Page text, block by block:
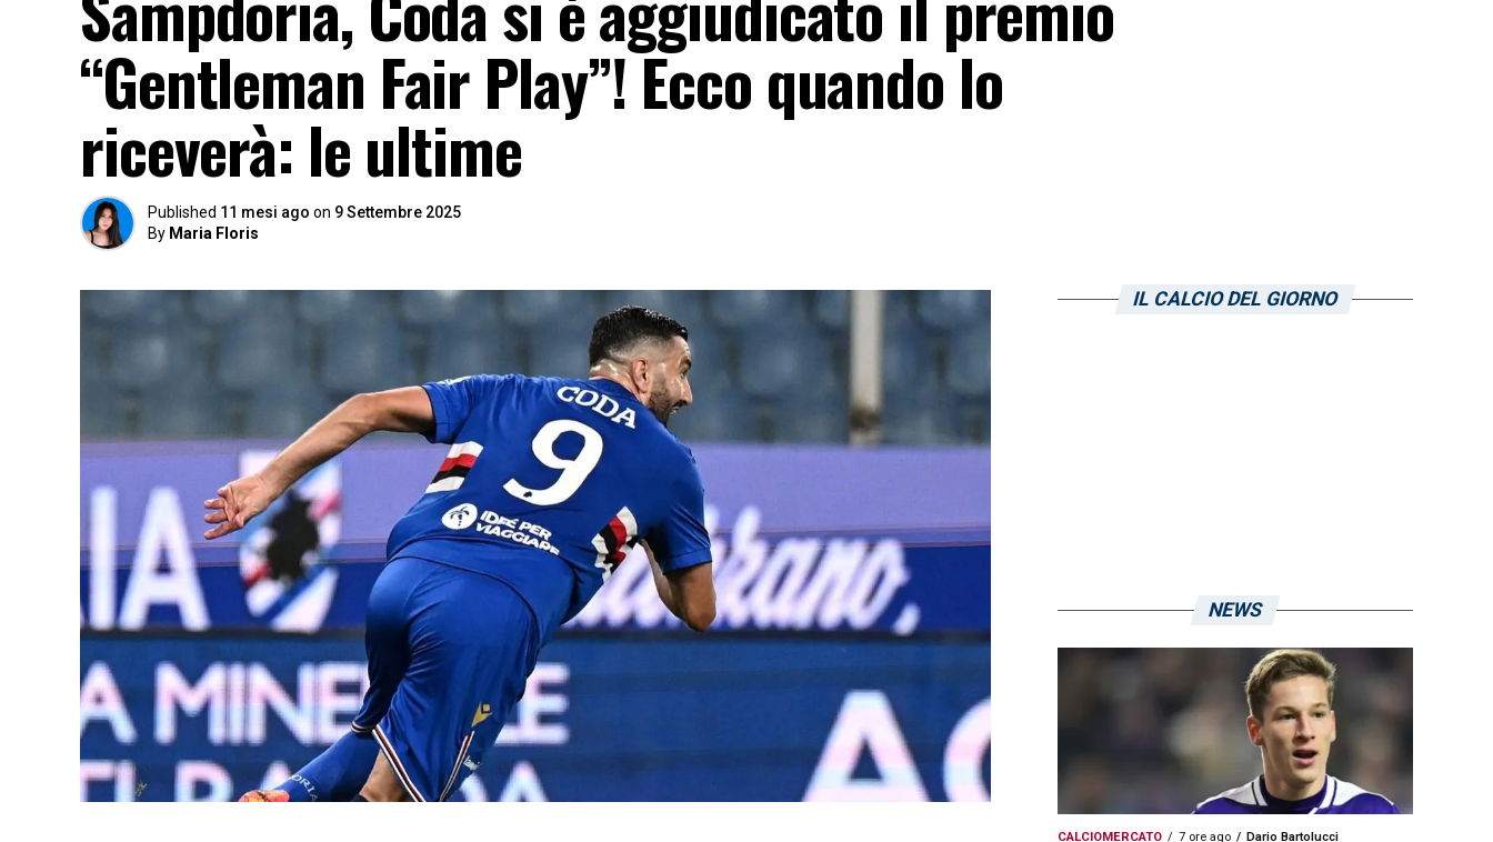
“Gentleman Fair Play”! Ecco quando lo
riceverà: le ultime
Published 11 mesi ago on 9 Settembre 2025
By Maria Floris
IL CALCIO DEL GIORNO
NEWS
CALCIOMERCATO 7 ore ago Dario Bartolucci